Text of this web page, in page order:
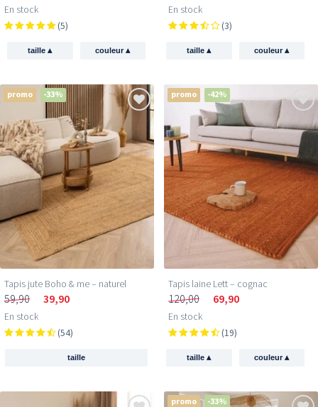
En stock
(5)
taille▴ couleur▴
En stock
(3)
taille▴ couleur▴
promo -33%
Tapis jute Boho & me – naturel
59,90 39,90
En stock
(54)
taille
promo -42%
Tapis laine Lett – cognac
120,00 69,90
En stock
(19)
taille▴ couleur▴
promo -33%